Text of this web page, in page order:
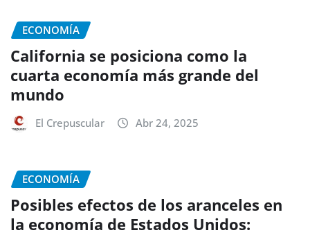
ECONOMÍA
California se posiciona como la
cuarta economía más grande del
mundo
El Crepuscular Abr 24, 2025
ECONOMÍA
Posibles efectos de los aranceles en
la economía de Estados Unidos: